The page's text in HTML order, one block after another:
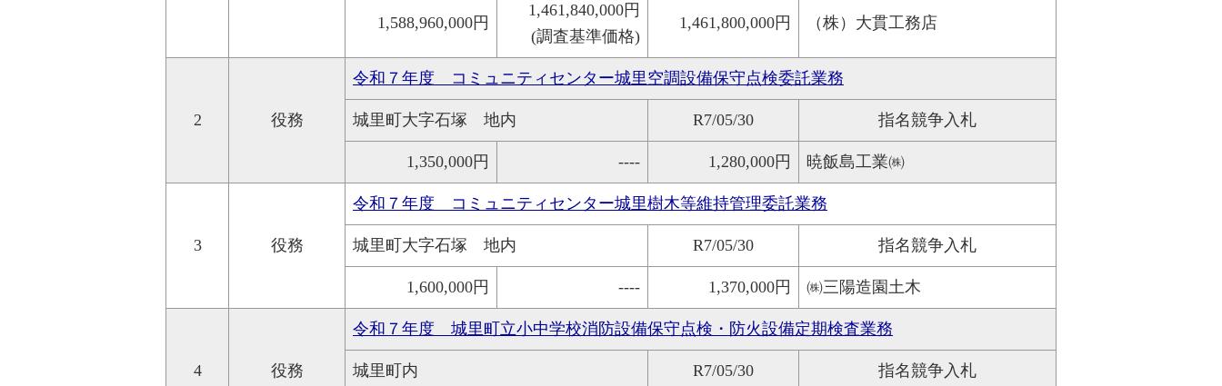
1,588,960,000円
1,461,840,000円
(調査基準価格)
1,461,800,000円 （株）大貫工務店
2 役務
令和７年度 コミュニティセンター城里空調設備保守点検委託業務
城里町大字石塚 地内 R7/05/30 指名競争入札
1,350,000円 ---- 1,280,000円 暁飯島工業㈱
3 役務
令和７年度 コミュニティセンター城里樹木等維持管理委託業務
城里町大字石塚 地内 R7/05/30 指名競争入札
1,600,000円 ---- 1,370,000円 ㈱三陽造園土木
4 役務
令和７年度 城里町立小中学校消防設備保守点検・防火設備定期検査業務
城里町内 R7/05/30 指名競争入札